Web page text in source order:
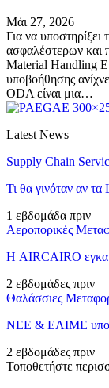
Μάι 27, 2026
Για να υποστηρίξει
ασφαλέστερων και
Material Handling
υποβοήθησης
ODA είναι μια…
Latest News
Supply Chain
Τι θα γινόταν αν τα
1 εβδομάδα πριν
Αεροπορικές
Η AIRCAIRO
2 εβδομάδες πριν
Θαλάσσιες
ΝΕΕ & ΕΛΙΜΕ
2 εβδομάδες πριν
Τοποθετήστε